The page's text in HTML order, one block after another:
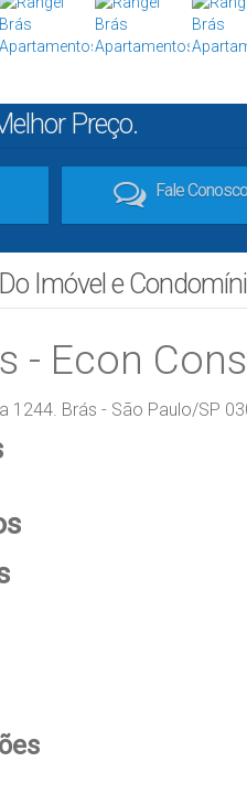
Preço.
Fale Conosco
Imóvel e
- Econ
1244. Brás - São Paulo/SP